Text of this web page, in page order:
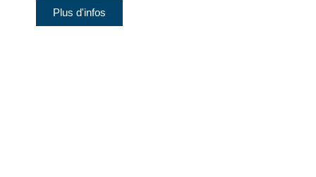
Plus d'infos